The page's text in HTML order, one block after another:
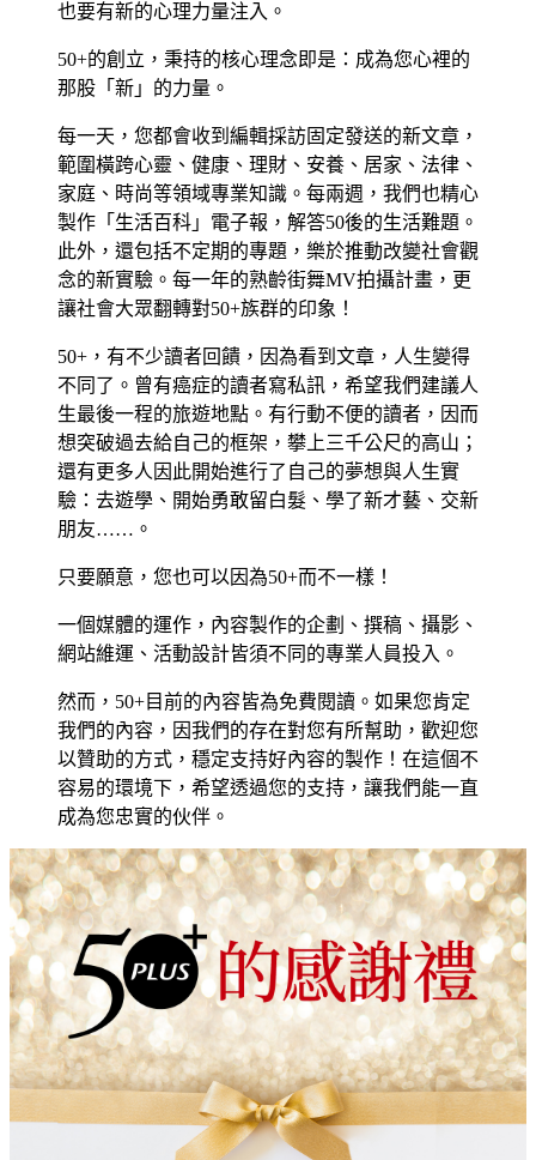
也要有新的心理力量注入。
50+的創立，秉持的核心理念即是：成為您心裡的
那股「新」的力量。
每一天，您都會收到編輯採訪固定發送的新文章，
範圍橫跨心靈、健康、理財、安養、居家、法律、
家庭、時尚等領域專業知識。每兩週，我們也精心
製作「生活百科」電子報，解答50後的生活難題。
此外，還包括不定期的專題，樂於推動改變社會觀
念的新實驗。每一年的熟齡街舞MV拍攝計畫，更
讓社會大眾翻轉對50+族群的印象！
50+，有不少讀者回饋，因為看到文章，人生變得
不同了。曾有癌症的讀者寫私訊，希望我們建議人
生最後一程的旅遊地點。有行動不便的讀者，因而
想突破過去給自己的框架，攀上三千公尺的高山；
還有更多人因此開始進行了自己的夢想與人生實
驗：去遊學、開始勇敢留白髮、學了新才藝、交新
朋友……。
只要願意，您也可以因為50+而不一樣！
一個媒體的運作，內容製作的企劃、撰稿、攝影、
網站維運、活動設計皆須不同的專業人員投入。
然而，50+目前的內容皆為免費閱讀。如果您肯定
我們的內容，因我們的存在對您有所幫助，歡迎您
以贊助的方式，穩定支持好內容的製作！在這個不
容易的環境下，希望透過您的支持，讓我們能一直
成為您忠實的伙伴。